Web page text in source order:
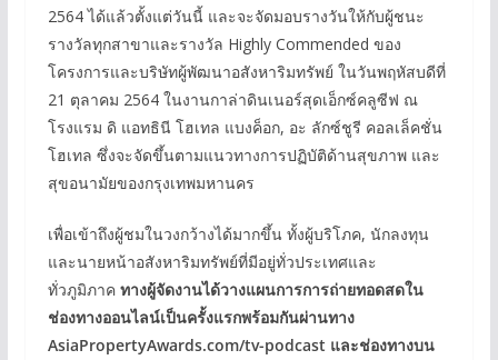
2564 ได้แล้วตั้งแต่วันนี้ และจะจัดมอบรางวันให้กับผู้ชนะ
รางวัลทุกสาขาและรางวัล Highly Commended ของ
โครงการและบริษัทผู้พัฒนาอสังหาริมทรัพย์ ในวันพฤหัสบดีที่
21 ตุลาคม 2564 ในงานกาล่าดินเนอร์สุดเอ็กซ์คลูซีฟ ณ
โรงแรม ดิ แอทธินี โฮเทล แบงค็อก, อะ ลักซ์ชูรี คอลเล็คชั่น
โฮเทล ซึ่งจะจัดขึ้นตามแนวทางการปฏิบัติด้านสุขภาพ และ
สุขอนามัยของกรุงเทพมหานคร
เพื่อเข้าถึงผู้ชมในวงกว้างได้มากขึ้น ทั้งผู้บริโภค, นักลงทุน
และนายหน้าอสังหาริมทรัพย์ที่มีอยู่ทั่วประเทศและ
ทั่วภูมิภาค ทางผู้จัดงานได้วางแผนการการถ่ายทอดสดใน
ช่องทางออนไลน์เป็นครั้งแรกพร้อมกันผ่านทาง
AsiaPropertyAwards.com/tv-podcast และช่องทางบน